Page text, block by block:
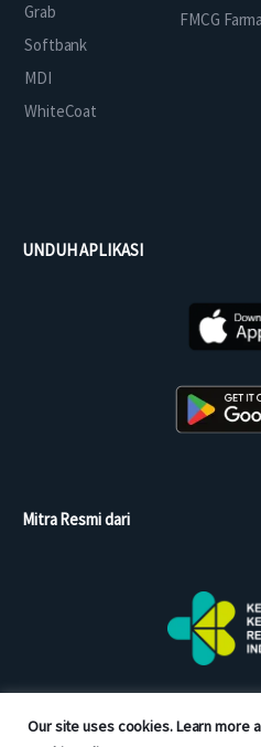
Our site uses cookies. Learn more
Grab
Softbank
MDI
WhiteCoat
FMCG
UNDUH APLIKASI
Mitra Resmi dari